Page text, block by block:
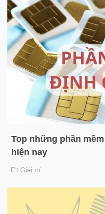
Top những phần
hiện nay
Giải trí